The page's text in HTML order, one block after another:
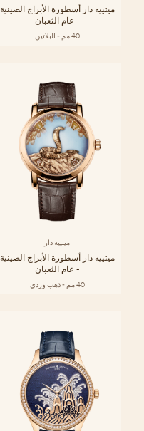
ميتييه دار أسطورة الأبراج الصينية
- عام الثعبان
40 مم - البلاتين
ميتييه دار
ميتييه دار أسطورة الأبراج الصينية
- عام الثعبان
40 مم - ذهب وردي